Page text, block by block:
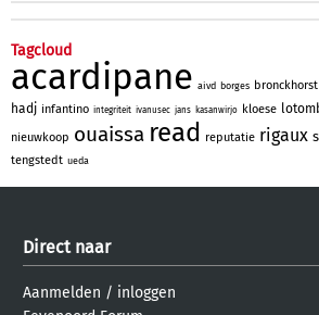
Tagcloud
acardipane aivd borges bronckhorst
hadj infantino integriteit ivanusec jans kasanwirjo kloese
nieuwkoop ouaissa read reputatie rigaux
tengstedt ueda
Direct naar
Aanmelden / inloggen